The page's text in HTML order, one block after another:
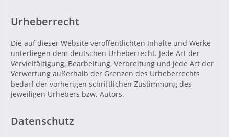
Urheberrecht
Die auf dieser Website veröffentlichten Inhalte und Werke
unterliegen dem deutschen Urheberrecht. Jede Art der
Vervielfältigung, Bearbeitung, Verbreitung und jede Art der
Verwertung außerhalb der Grenzen des Urheberrechts
bedarf der vorherigen schriftlichen Zustimmung des
jeweiligen Urhebers bzw. Autors.
Datenschutz